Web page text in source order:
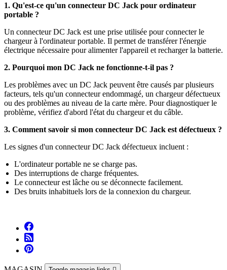
1. Qu'est-ce qu'un connecteur DC Jack pour ordinateur
portable ?
Un connecteur DC Jack est une prise utilisée pour connecter le
chargeur à l'ordinateur portable. Il permet de transférer l'énergie
électrique nécessaire pour alimenter l'appareil et recharger la batterie.
2. Pourquoi mon DC Jack ne fonctionne-t-il pas ?
Les problèmes avec un DC Jack peuvent être causés par plusieurs
facteurs, tels qu'un connecteur endommagé, un chargeur défectueux
ou des problèmes au niveau de la carte mère. Pour diagnostiquer le
problème, vérifiez d'abord l'état du chargeur et du câble.
3. Comment savoir si mon connecteur DC Jack est défectueux ?
Les signes d'un connecteur DC Jack défectueux incluent :
L'ordinateur portable ne se charge pas.
Des interruptions de charge fréquentes.
Le connecteur est lâche ou se déconnecte facilement.
Des bruits inhabituels lors de la connexion du chargeur.